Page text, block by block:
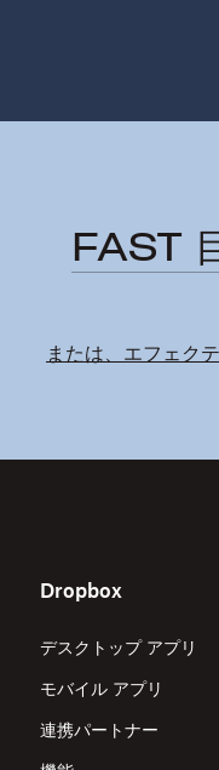
FAST
または、エフェク
Dropbox
デスクトップ アプリ
モバイル アプリ
連携パートナー